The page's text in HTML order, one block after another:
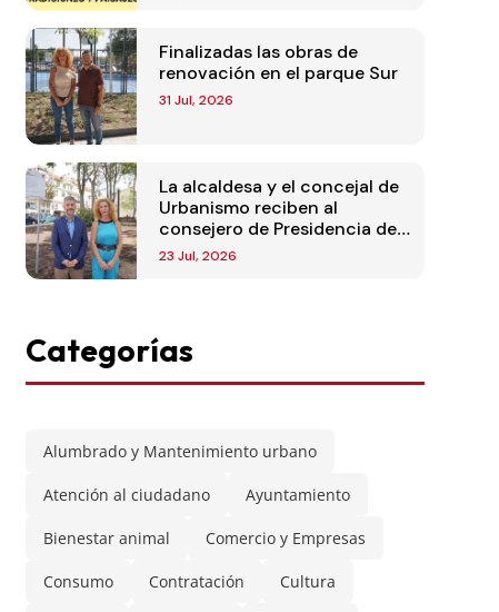
Finalizadas las obras de
renovación en el parque Sur
31 Jul, 2026
La alcaldesa y el concejal de
Urbanismo reciben al
consejero de Presidencia de
la Comunidad de Madrid
23 Jul, 2026
Categorías
Alumbrado y Mantenimiento urbano
Atención al ciudadano Ayuntamiento
Bienestar animal Comercio y Empresas
Consumo Contratación Cultura